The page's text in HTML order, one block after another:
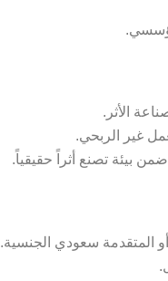
الأثر.
غير الربحي.
بيئة تصنع أثراً حقيقياً.
المتقدمة سعودي الجنسية.